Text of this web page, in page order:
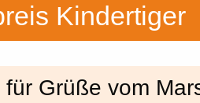
Kindertiger
für Grüße vom